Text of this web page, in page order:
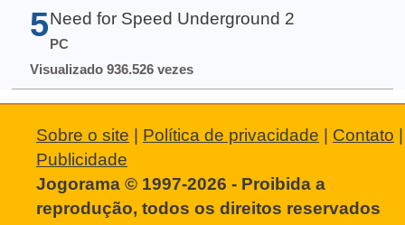
5 Need for Speed Underground 2
PC
Visualizado 936.526 vezes
Sobre o site | Política de privacidade | Contato |
Publicidade
Jogorama © 1997-2026 - Proibida a
reprodução, todos os direitos reservados